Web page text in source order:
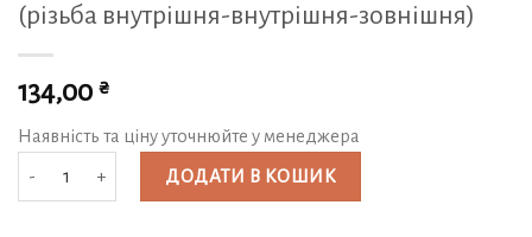
(різьба внутрішня-внутрішня-зовнішня)
134,00 ₴
Наявність та ціну уточнюйте у менеджера
Трійник латунний нікельований 1/2" "ASG" (різьба внутрішня-внутрішня-
ДОДАТИ В КОШИК